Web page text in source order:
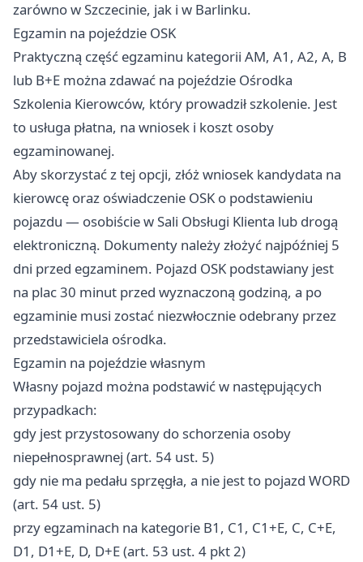
zarówno w Szczecinie, jak i w Barlinku.
Egzamin na pojeździe OSK
Praktyczną część egzaminu kategorii AM, A1, A2, A, B
lub B+E można zdawać na pojeździe Ośrodka
Szkolenia Kierowców, który prowadził szkolenie. Jest
to usługa płatna, na wniosek i koszt osoby
egzaminowanej.
Aby skorzystać z tej opcji, złóż wniosek kandydata na
kierowcę oraz oświadczenie OSK o podstawieniu
pojazdu — osobiście w Sali Obsługi Klienta lub drogą
elektroniczną. Dokumenty należy złożyć najpóźniej 5
dni przed egzaminem. Pojazd OSK podstawiany jest
na plac 30 minut przed wyznaczoną godziną, a po
egzaminie musi zostać niezwłocznie odebrany przez
przedstawiciela ośrodka.
Egzamin na pojeździe własnym
Własny pojazd można podstawić w następujących
przypadkach:
gdy jest przystosowany do schorzenia osoby
niepełnosprawnej (art. 54 ust. 5)
gdy nie ma pedału sprzęgła, a nie jest to pojazd WORD
(art. 54 ust. 5)
przy egzaminach na kategorie B1, C1, C1+E, C, C+E,
D1, D1+E, D, D+E (art. 53 ust. 4 pkt 2)